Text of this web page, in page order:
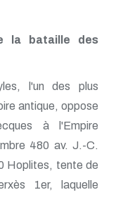
la bataille des
l'un des plus
antique, oppose
à l'Empire
480 av. J.-C.
Hoplites, tente de
1er, laquelle